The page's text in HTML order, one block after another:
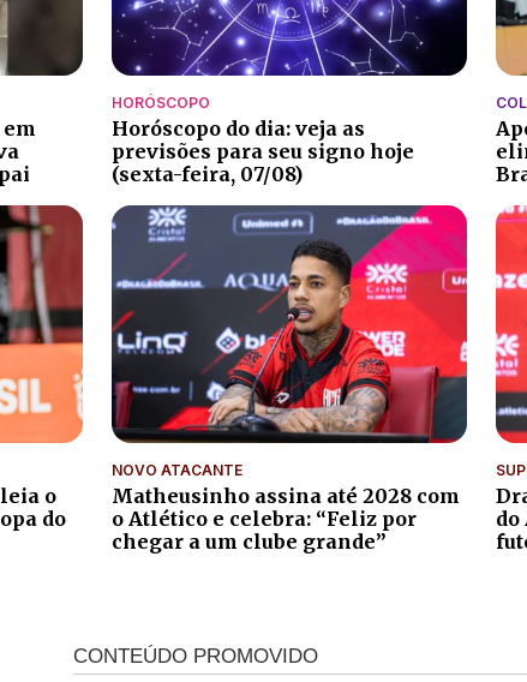
HORÓSCOPO
Horóscopo do dia: veja as
previsões para seu signo hoje
(sexta-feira, 07/08)
o
do
NOVO ATACANTE
Matheusinho assina até 2028 com
o Atlético e celebra: “Feliz por
chegar a um clube grande”
do